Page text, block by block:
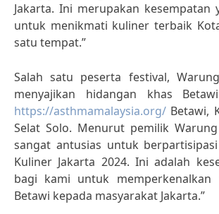
Jakarta. Ini merupakan kesempatan
untuk menikmati kuliner terbaik
satu tempat.”
Salah satu peserta festival,
menyajikan hidangan khas
https://asthmamalaysia.org/ Betawi,
Selat Solo. Menurut pemilik
sangat antusias untuk
Kuliner Jakarta 2024. Ini adalah
bagi kami untuk memperkenalkan
Betawi kepada masyarakat Jakarta.”